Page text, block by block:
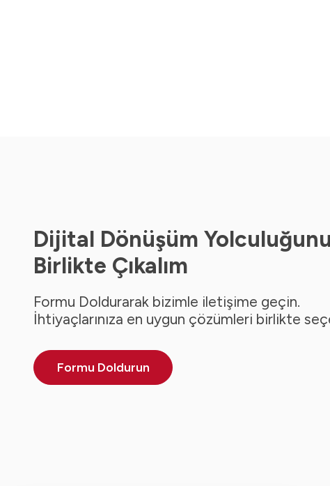
Dijital Dönüşüm
Birlikte Çıkalım
Formu Doldurarak bizimle iletişime geçin.
İhtiyaçlarınıza en uygun çözümleri birlikte
Formu Doldurun